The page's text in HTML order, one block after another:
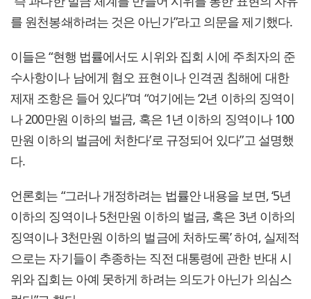
를 원천봉쇄하려는 것은 아닌가”라고 의문을 제기했다.
이들은 “현행 법률에서도 시위와 집회 시에 주최자의 준
수사항이나 남에게 혐오 표현이나 인격권 침해에 대한
제재 조항은 들어 있다”며 “여기에는 ‘2년 이하의 징역이
나 200만원 이하의 벌금, 혹은 1년 이하의 징역이나 100
만원 이하의 벌금에 처한다’로 규정되어 있다”고 설명했
다.
언론회는 “그러나 개정하려는 법률안 내용을 보면, ‘5년
이하의 징역이나 5천만원 이하의 벌금, 혹은 3년 이하의
징역이나 3천만원 이하의 벌금에 처하도록’ 하여, 실제적
으로는 자기들이 추종하는 직전 대통령에 관한 반대 시
위와 집회는 아예 못하게 하려는 의도가 아닌가 의심스